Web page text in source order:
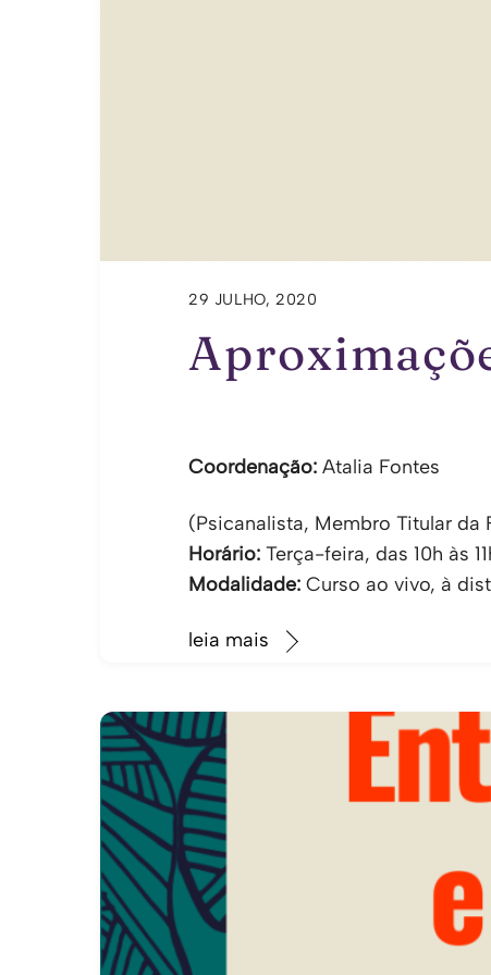
29 JULHO, 2020
Coordenação: Atalia Fontes
(Psicanalista, Membro Titular da
Horário: Terça-feira, das 10h às
Modalidade: Curso ao vivo, à
leia mais